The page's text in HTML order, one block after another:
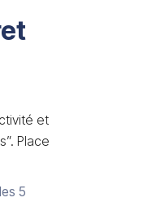
et
Place
5